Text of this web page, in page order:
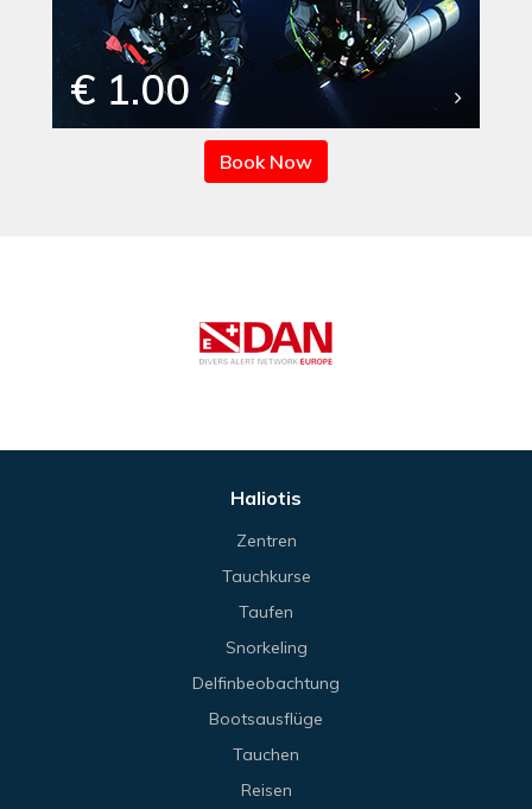
€ 1.00
Book Now
Haliotis
Zentren
Tauchkurse
Taufen
Snorkeling
Delfinbeobachtung
Bootsausflüge
Tauchen
Reisen